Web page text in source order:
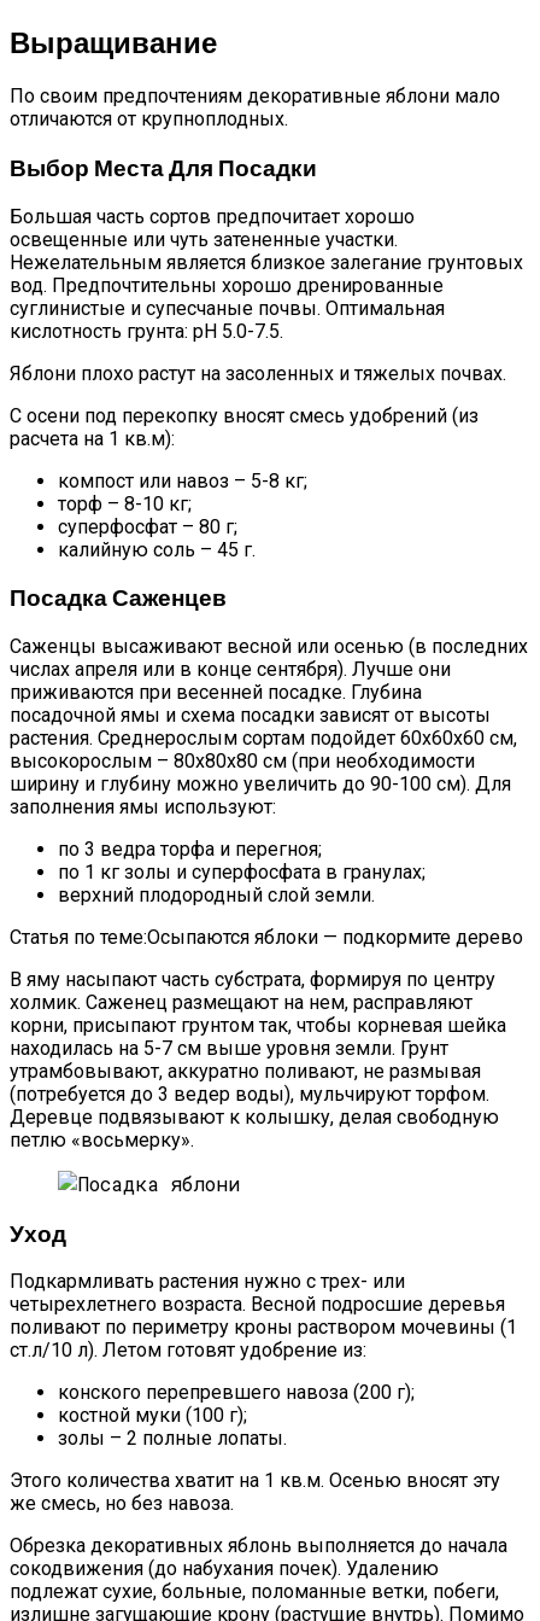
Выращивание
По своим предпочтениям декоративные яблони мало
отличаются от крупноплодных.
Выбор Места Для Посадки
Большая часть сортов предпочитает хорошо
освещенные или чуть затененные участки.
Нежелательным является близкое залегание грунтовых
вод. Предпочтительны хорошо дренированные
суглинистые и супесчаные почвы. Оптимальная
кислотность грунта: pH 5.0-7.5.
Яблони плохо растут на засоленных и тяжелых почвах.
С осени под перекопку вносят смесь удобрений (из
расчета на 1 кв.м):
компост или навоз – 5-8 кг;
торф – 8-10 кг;
суперфосфат – 80 г;
калийную соль – 45 г.
Посадка Саженцев
Саженцы высаживают весной или осенью (в последних
числах апреля или в конце сентября). Лучше они
приживаются при весенней посадке. Глубина
посадочной ямы и схема посадки зависят от высоты
растения. Среднерослым сортам подойдет 60х60х60 см,
высокорослым – 80х80х80 см (при необходимости
ширину и глубину можно увеличить до 90-100 см). Для
заполнения ямы используют:
по 3 ведра торфа и перегноя;
по 1 кг золы и суперфосфата в гранулах;
верхний плодородный слой земли.
Статья по теме:Осыпаются яблоки — подкормите дерево
В яму насыпают часть субстрата, формируя по центру
холмик. Саженец размещают на нем, расправляют
корни, присыпают грунтом так, чтобы корневая шейка
находилась на 5-7 см выше уровня земли. Грунт
утрамбовывают, аккуратно поливают, не размывая
(потребуется до 3 ведер воды), мульчируют торфом.
Деревце подвязывают к колышку, делая свободную
петлю «восьмерку».
Уход
Подкармливать растения нужно с трех- или
четырехлетнего возраста. Весной подросшие деревья
поливают по периметру кроны раствором мочевины (1
ст.л/10 л). Летом готовят удобрение из:
конского перепревшего навоза (200 г);
костной муки (100 г);
золы – 2 полные лопаты.
Этого количества хватит на 1 кв.м. Осенью вносят эту
же смесь, но без навоза.
Обрезка декоративных яблонь выполняется до начала
сокодвижения (до набухания почек). Удалению
подлежат сухие, больные, поломанные ветки, побеги,
излишне загущающие крону (растущие внутрь). Помимо